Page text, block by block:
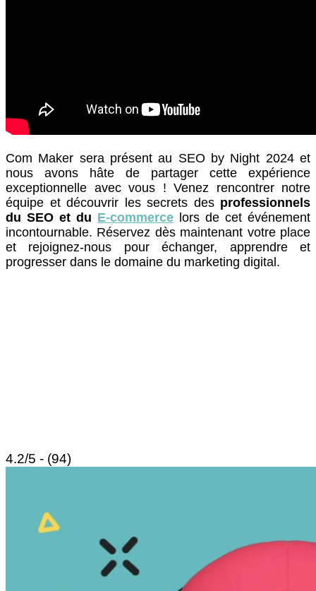
Com Maker sera présent au SEO by Night 2024 et
nous avons hâte de partager cette expérience
exceptionnelle avec vous ! Venez rencontrer notre
équipe et découvrir les secrets des professionnels
du SEO et du E-commerce lors de cet événement
incontournable. Réservez dès maintenant votre place
et rejoignez-nous pour échanger, apprendre et
progresser dans le domaine du marketing digital.
4.2/5 - (94)